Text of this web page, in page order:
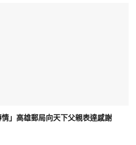
情」高雄郵局向天下父親表達感謝